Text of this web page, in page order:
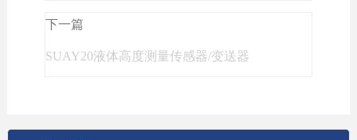
下一篇
SUAY20液体高度测量传感器/变送器